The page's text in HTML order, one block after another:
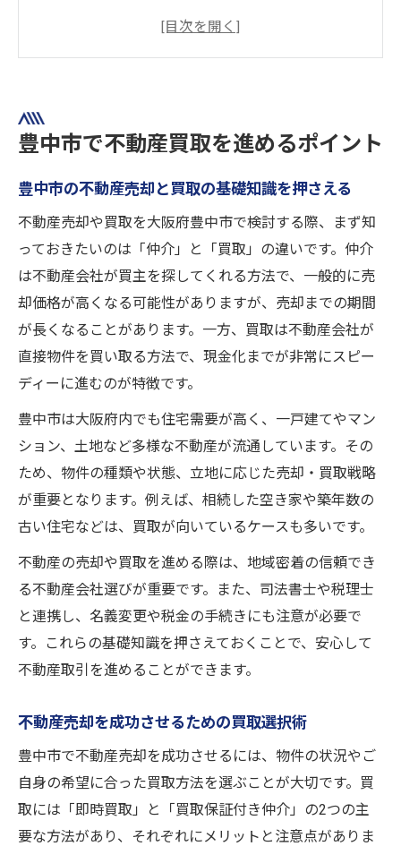
不動産売却を成功させるための買取選択術
豊中市の不動産買取市場と売却の流れ解説
不動産売却手続きの流れと注意点を詳しく
解説
豊中市で安心して不動産売却を始めるコツ
不動産売却手続きに必要な書類と準備事項
トラブル回避のための売却手続きポイント
不動産売却を成功に導く実践知識
不動産売却時に抑えたい実践的な交渉術
豊中市で高く売れる不動産売却の秘訣
不動産売却の経験者が語る成功事例集
不動産売却を有利に進めるための現地調査
悩みに寄り添う豊中市の売却サポート術
不動産売却の悩みを解決するサポート体制
豊中市で安心できる売却相談サービス活用
法
不動産売却の専門家と連携した安心サポー
売却後も安心できるアフターフォローの充
実
多様なニーズに応える売却サポートの特徴
素早い現金化を叶える買取の流れとは
豊中市で不動産買取を進めるポイント
豊中市の不動産売却と買取の基礎知識を押さえる
不動産売却や買取を大阪府豊中市で検討する際、まず知
っておきたいのは「仲介」と「買取」の違いです。仲介
は不動産会社が買主を探してくれる方法で、一般的に売
却価格が高くなる可能性がありますが、売却までの期間
が長くなることがあります。一方、買取は不動産会社が
直接物件を買い取る方法で、現金化までが非常にスピー
ディーに進むのが特徴です。
豊中市は大阪府内でも住宅需要が高く、一戸建てやマン
ション、土地など多様な不動産が流通しています。その
ため、物件の種類や状態、立地に応じた売却・買取戦略
が重要となります。例えば、相続した空き家や築年数の
古い住宅などは、買取が向いているケースも多いです。
不動産の売却や買取を進める際は、地域密着の信頼でき
る不動産会社選びが重要です。また、司法書士や税理士
と連携し、名義変更や税金の手続きにも注意が必要で
す。これらの基礎知識を押さえておくことで、安心して
不動産取引を進めることができます。
不動産売却を成功させるための買取選択術
豊中市で不動産売却を成功させるには、物件の状況やご
自身の希望に合った買取方法を選ぶことが大切です。買
取には「即時買取」と「買取保証付き仲介」の2つの主
要な方法があり、それぞれにメリットと注意点がありま